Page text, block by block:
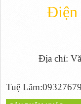
Điện
Địa chỉ:
Tuệ